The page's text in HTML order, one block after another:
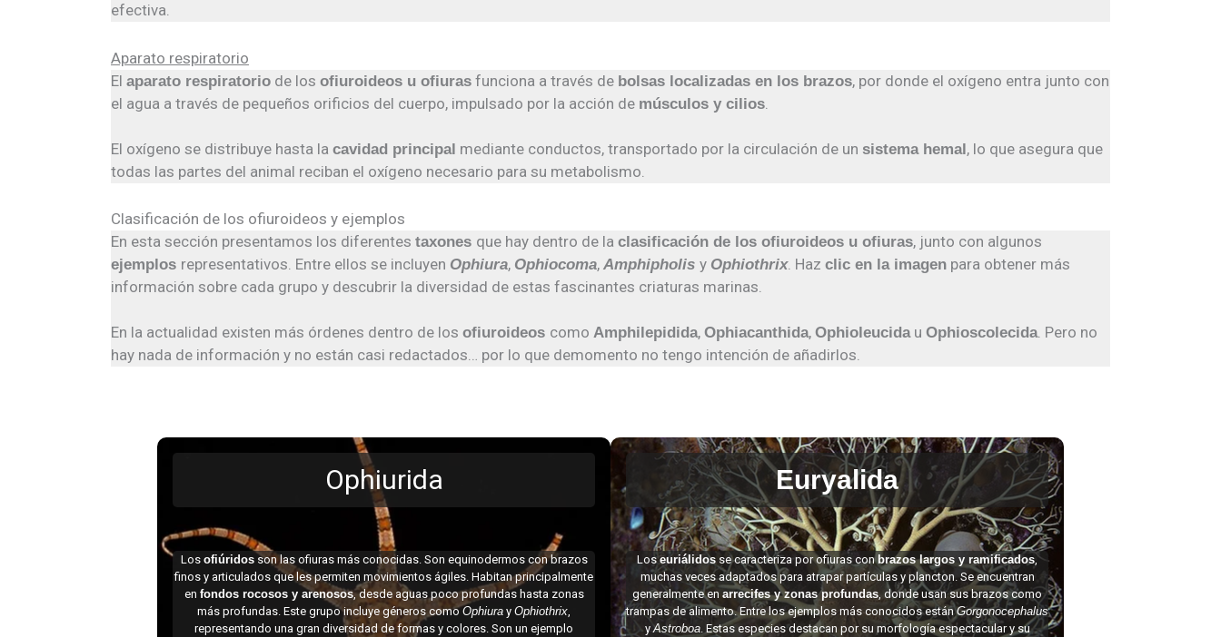
efectiva.
Aparato respiratorio
El aparato respiratorio de los ofiuroideos u ofiuras funciona a través de bolsas localizadas en los brazos, por donde el oxígeno entra junto con
el agua a través de pequeños orificios del cuerpo, impulsado por la acción de músculos y cilios
El oxígeno se distribuye hasta la cavidad principal mediante conductos, transportado por la circulación de un sistema hemal, lo que asegura que
todas las partes del animal reciban el oxígeno necesario para su metabolismo.
Clasificación de los ofiuroideos y ejemplos
En esta sección presentamos los diferentes taxones que hay dentro de la clasificación de los ofiuroideos u ofiuras, junto con algunos
ejemplos representativos. Entre ellos se incluyen Ophiura, Ophiocoma, Amphipholis y Ophiothrix. Haz clic en la imagen para obtener más
información sobre cada grupo y descubrir la diversidad de estas fascinantes criaturas marinas.
En la actualidad existen más órdenes dentro de los ofiuroideos como Amphilepidida, Ophiacanthida, Ophioleucidau Ophioscolecida. Pero no
hay nada de información y no están casi redactados… por lo que demomento no tengo intención de añadirlos.
Ophiurida
Los ofiúridosson las ofiuras más conocidas. Son equinodermos con brazos
finos y articulados que les permiten movimientos ágiles. Habitan principalmente
en fondos rocosos y arenosos, desde aguas poco profundas hasta zonas
más profundas. Este grupo incluye géneros comoOphiura y Ophiothrix
representando una gran diversidad de formas y colores. Son un ejemplo
Euryalida
Loseuriálidos se caracteriza por ofiuras con brazos largos y ramificados,
muchas veces adaptados para atrapar partículas y plancton. Se encuentran
generalmente en arrecifes y zonas profundas , donde usan sus brazos como
trampas de alimento. Entre los ejemplos más conocidos estánGorgonocephalus
y Astroboa. Estas especies destacan por su morfología espectacular y su